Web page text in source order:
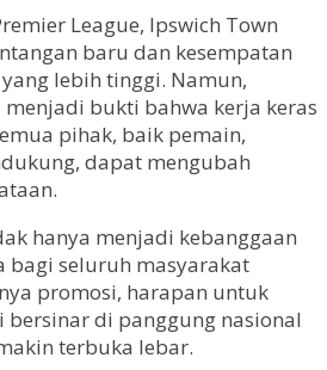
League, Ipswich Town
baru dan kesempatan
lebih tinggi. Namun,
bukti bahwa kerja keras
pihak, baik pemain,
dapat mengubah
hanya menjadi kebanggaan
bagi seluruh masyarakat
promosi, harapan untuk
di panggung nasional
terbuka lebar.